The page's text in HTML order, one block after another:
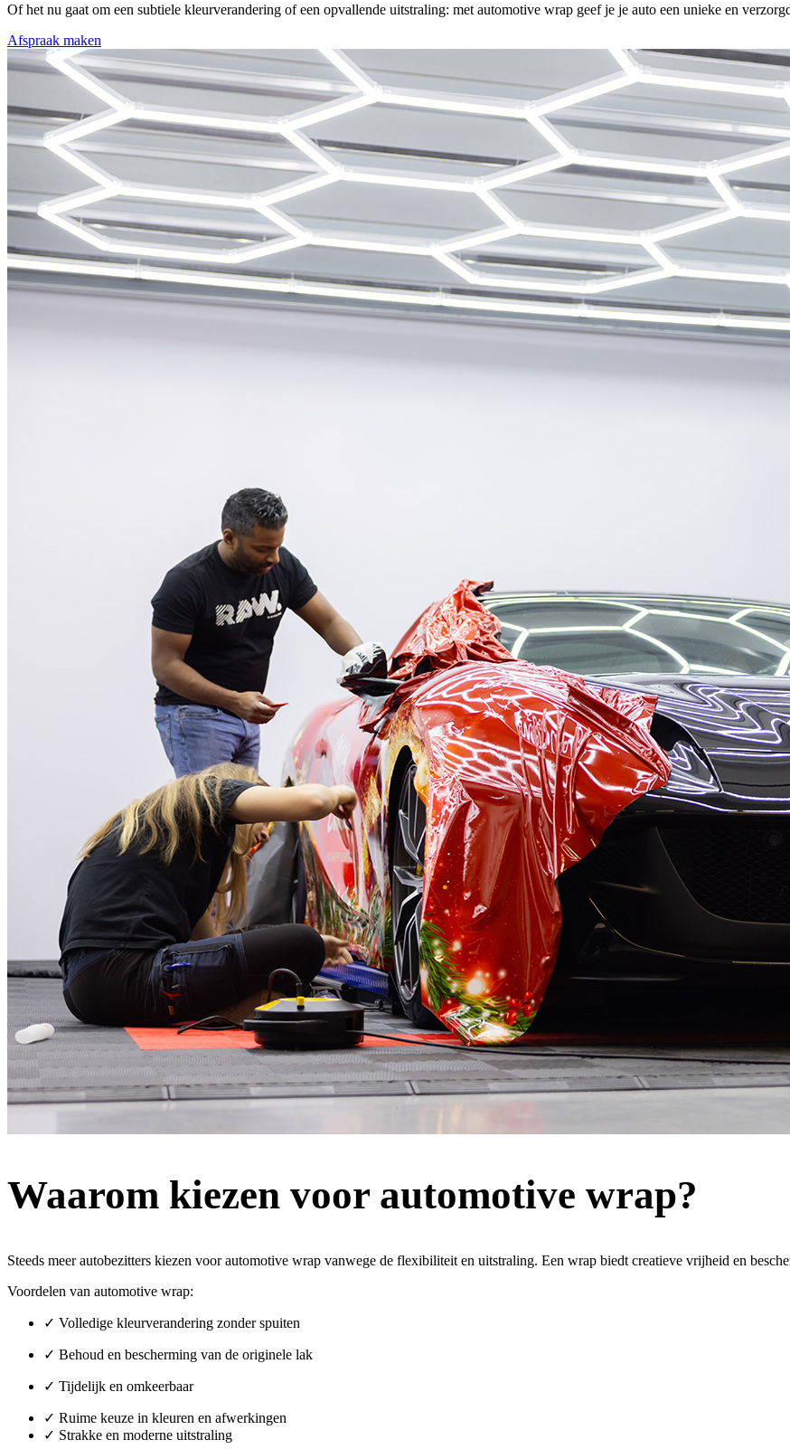
Of het nu gaat om een subtiele kleurverandering of een opvallende uitstraling: met automotive wrap geef je je auto een unieke en
Afspraak maken
Waarom kiezen voor automotive wrap?
Steeds meer autobezitters kiezen voor automotive wrap vanwege de flexibiliteit en uitstraling. Een wrap biedt creatieve vrijheid en
Voordelen van automotive wrap:
✓ Volledige kleurverandering zonder spuiten
✓ Behoud en bescherming van de originele lak
✓ Tijdelijk en omkeerbaar
✓ Ruime keuze in kleuren en afwerkingen
✓ Strakke en moderne uitstraling